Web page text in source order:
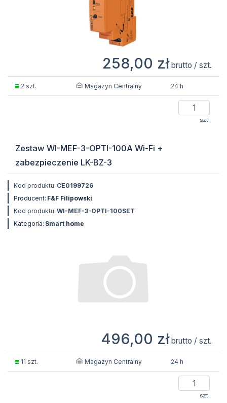
258,00 zł brutto / szt.
2 szt. Magazyn Centralny 24 h
szt.
Zestaw WI-MEF-3-OPTI-100A Wi-Fi +
zabezpieczenie LK-BZ-3
Kod produktu: CE0199726
Producent: F&F Filipowski
Kod produktu: WI-MEF-3-OPTI-100SET
Kategoria: Smart home
496,00 zł brutto / szt.
11 szt. Magazyn Centralny 24 h
szt.